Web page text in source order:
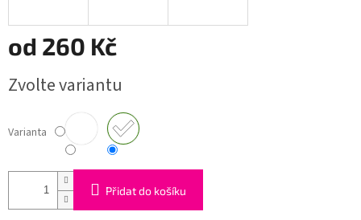
od 260 Kč
cena:
Zvolte variantu
Varianta
Přidat do košíku